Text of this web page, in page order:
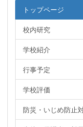
トップページ
校内研究
学校紹介
行事予定
学校評価
防災・いじめ防止